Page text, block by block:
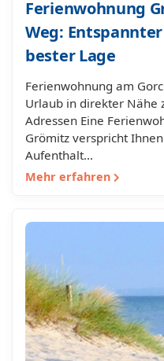
Ferienwohnung
Weg:
bester Lage
Ferienwohnung am
Urlaub in direkter Nähe
Adressen Eine
Grömitz verspricht
Aufenthalt…
Mehr erfahren